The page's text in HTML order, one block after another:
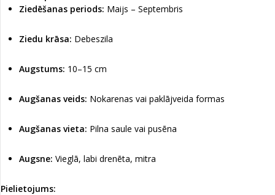
Ziedēšanas periods: Maijs – Septembris
Ziedu krāsa: Debeszila
Augstums: 10–15 cm
Augšanas veids: Nokarenas vai paklājveida formas
Augšanas vieta: Pilna saule vai pusēna
Augsne: Vieglā, labi drenēta, mitra
Pielietojums: